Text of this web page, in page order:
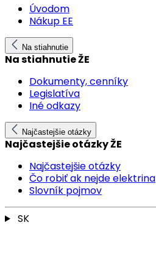
Úvodom
Nákup EE
Na stiahnutie
Na stiahnutie ŽE
Dokumenty, cenníky
Legislatíva
Iné odkazy
Najčastejšie otázky
Najčastejšie otázky ŽE
Najčastejšie otázky
Čo robiť ak nejde elektrina
Slovník pojmov
SK